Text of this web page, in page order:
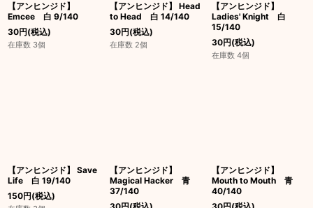
【アンヒンジド】
Emcee 白 9/140
30円(税込)
在庫数 3個
【アンヒンジド】 Head
to Head 白 14/140
30円(税込)
在庫数 2個
【アンヒンジド】
Ladies' Knight 白
15/140
30円(税込)
在庫数 4個
【アンヒンジド】 Save
Life 白 19/140
150円(税込)
【アンヒンジド】
Magical Hacker 青
37/140
【アンヒンジド】
Mouth to Mouth 青
40/140